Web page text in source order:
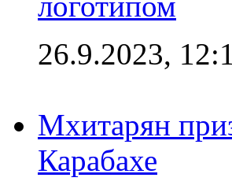
26.9.2023,
Мхитарян
Карабахе